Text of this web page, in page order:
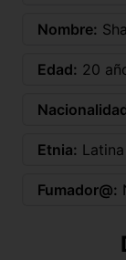
Nombre:
Edad: 20
Etnia: Latina
Fumador@: